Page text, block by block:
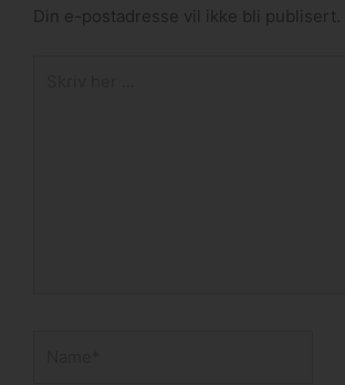
Din e-postadresse vil ikke bli publisert.